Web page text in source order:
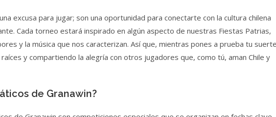
excusa para jugar; son una oportunidad para conectarte con la cultura chilena
Cada torneo estará inspirado en algún aspecto de nuestras Fiestas Patrias,
y la música que nos caracterizan. Así que, mientras pones a prueba tu
y compartiendo la alegría con otros jugadores que, como tú, aman Chile y
de Granawin?